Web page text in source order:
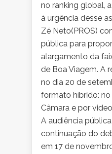
no ranking global,
à urgência desse
Zé Neto(PROS)
pública para
alargamento da
de Boa Viagem. A
no dia 20 de
formato híbrido: no
Câmara e por
A audiência
continuação do
em 17 de